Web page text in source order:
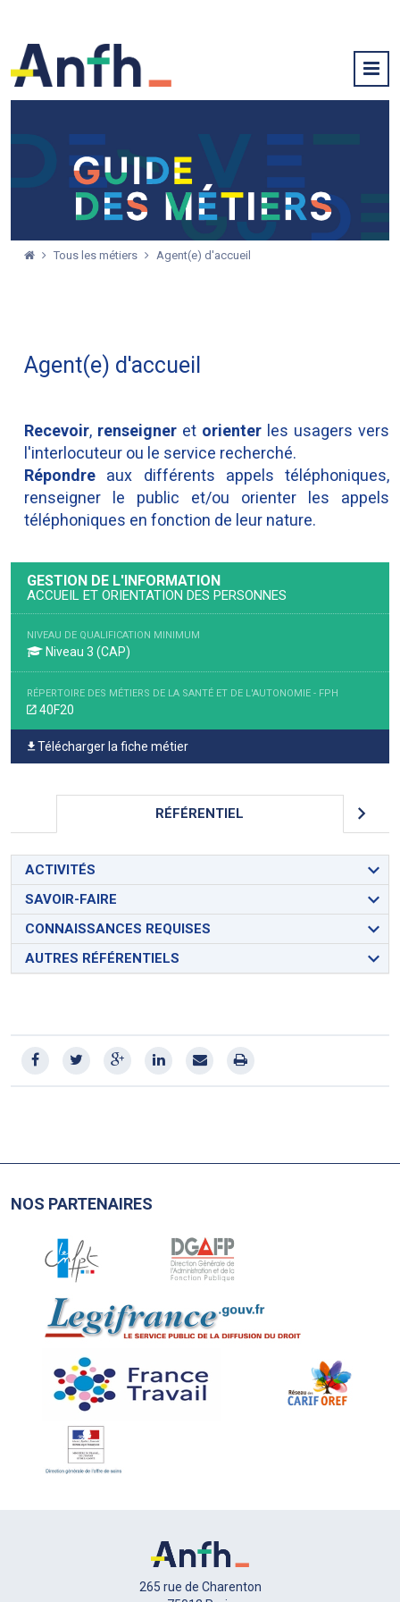
Tous les métiers Agent(e) d'accueil
Agent(e) d'accueil
Recevoir, renseigner et orienter les usagers vers
l'interlocuteur ou le service recherché.
Répondre aux différents appels téléphoniques,
renseigner le public et/ou orienter les appels
téléphoniques en fonction de leur nature.
GESTION DE L'INFORMATION
ACCUEIL ET ORIENTATION DES PERSONNES
NIVEAU DE QUALIFICATION MINIMUM
Niveau 3 (CAP)
RÉPERTOIRE DES MÉTIERS DE LA SANTÉ ET DE L'AUTONOMIE - FPH
40F20
Télécharger la fiche métier
RÉFÉRENTIEL
ACTIVITÉS
SAVOIR-FAIRE
CONNAISSANCES REQUISES
AUTRES RÉFÉRENTIELS
NOS PARTENAIRES
265 rue de Charenton